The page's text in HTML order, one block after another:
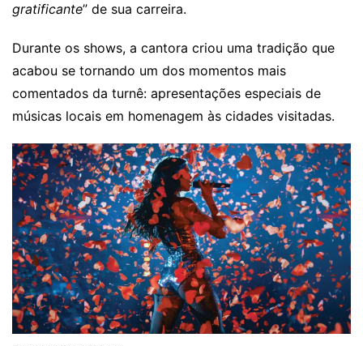
gratificante” de sua carreira.
Durante os shows, a cantora criou uma tradição que
acabou se tornando um dos momentos mais
comentados da turnê: apresentações especiais de
músicas locais em homenagem às cidades visitadas.